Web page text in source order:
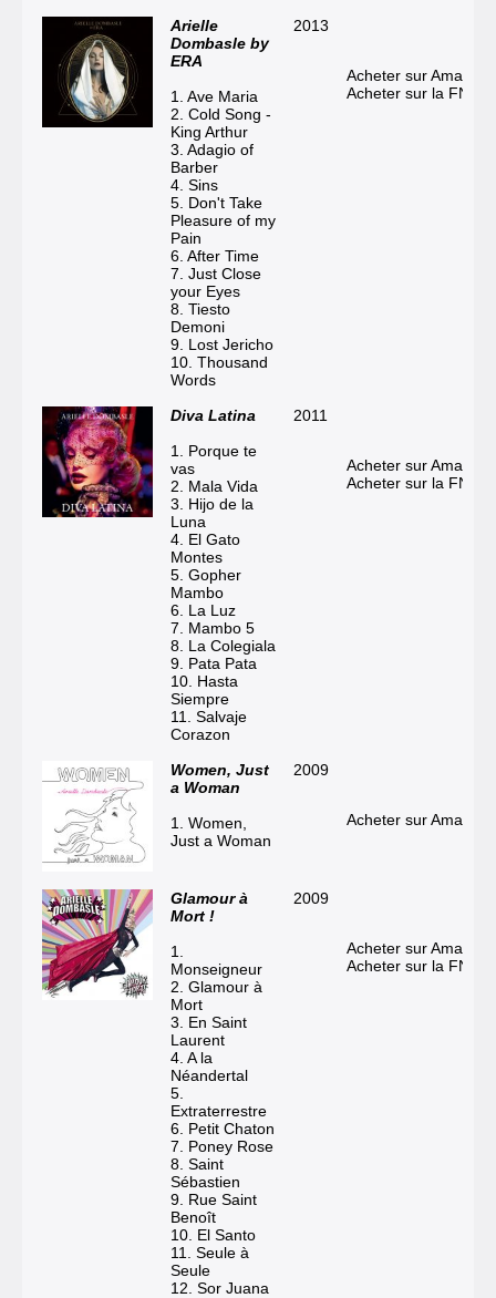
Arielle
Dombasle by
ERA
1. Ave Maria
2. Cold Song -
King Arthur
3. Adagio of
Barber
4. Sins
5. Don't Take
Pleasure of my
Pain
6. After Time
7. Just Close
your Eyes
8. Tiesto
Demoni
9. Lost Jericho
10. Thousand
Words
2013
Acheter sur Amazon
Acheter sur la FNAC
Diva Latina
1. Porque te
vas
2. Mala Vida
3. Hijo de la
Luna
4. El Gato
Montes
5. Gopher
Mambo
6. La Luz
7. Mambo 5
8. La Colegiala
9. Pata Pata
10. Hasta
Siempre
11. Salvaje
Corazon
2011
Acheter sur Amazon
Acheter sur la FNAC
Women, Just
a Woman
1. Women,
Just a Woman
2009
Acheter sur Amazon
Glamour à
Mort !
1.
Monseigneur
2. Glamour à
Mort
3. En Saint
Laurent
4. A la
Néandertal
5.
Extraterrestre
6. Petit Chaton
7. Poney Rose
8. Saint
Sébastien
9. Rue Saint
Benoît
10. El Santo
11. Seule à
Seule
12. Sor Juana
2009
Acheter sur Amazon
Acheter sur la FNAC